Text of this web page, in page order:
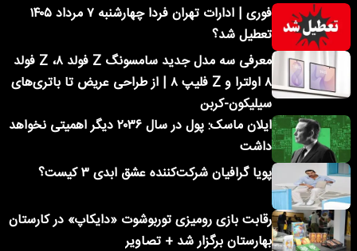
فوری | ادارات تهران فردا چهارشنبه ۷ مرداد ۱۴۰۵
تعطیل شد؟
معرفی سه مدل جدید سامسونگ Z فولد ۸، Z فولد
۸ اولترا و Z فلیپ ۸ | از طراحی عریض تا باتری‌های
سیلیکون-کربن
ایلان ماسک: پول در سال ۲۰۳۶ دیگر اهمیتی نخواهد
داشت
پویا گرافیان شرکت‌کننده عشق ابدی ۳ کیست؟
رقابت بازی رومیزی توربوشوت «دایکاپ» در کارستان
بهارستان برگزار شد + تصاویر